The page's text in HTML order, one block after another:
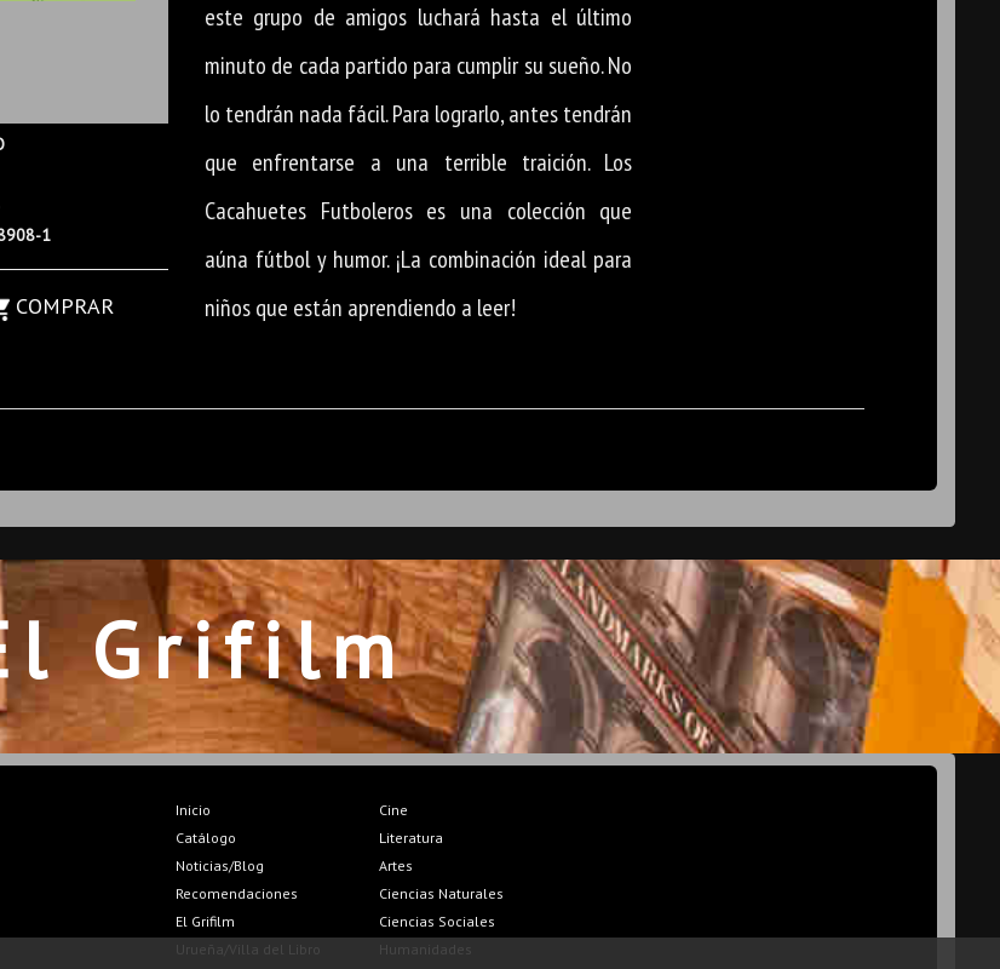
1
COMPRAR
este grupo de amigos luchará hasta el último
minuto de cada partido para cumplir su sueño. No
lo tendrán nada fácil. Para lograrlo, antes tendrán
que enfrentarse a una terrible traición. Los
Cacahuetes Futboleros es una colección que
aúna fútbol y humor. ¡La combinación ideal para
niños que están aprendiendo a leer!
Grifilm
Inicio
Catálogo
Noticias/Blog
Recomendaciones
El Grifilm
Urueña/Villa del Libro
Cine
Literatura
Artes
Ciencias Naturales
Ciencias Sociales
Humanidades